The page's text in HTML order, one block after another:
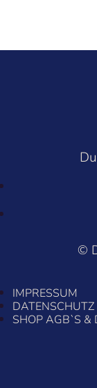
©
IMPRESSUM
DATENSCHUTZ
SHOP AGB`S &